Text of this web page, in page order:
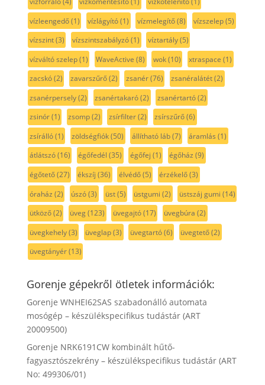
vízleengedő(1) vízlágyító(1) vízmelegítő(8) vízszelep(5)
vízszint(3) vízszintszabályzó(1) víztartály(5)
vízváltó szelep(1) WaveActive (8) wok(10) xtraspace (1)
zacskó(2) zavarszűrő(2) zsanér(76) zsanéralátét(2)
zsanérpersely(2) zsanértakaró(2) zsanértartó(2)
zsinór(1) zsomp(2) zsírfilter(2) zsírszűrő(6)
zsírálló(1) zöldségfiók(50) állítható láb(7) áramlás (1)
átlátszó(16) égőfedél (35) égőfej (1) égőház (9)
égőtető(27) ékszíj (36) élvédő(5) érzékelő(3)
óraház (2) úszó(3) üst(5) üstgumi (2) üstszáj gumi (14)
ütköző(2) üveg(123) üvegajtó(17) üvegbúra (2)
üvegkehely(3) üveglap(3) üvegtartó(6) üvegtető(2)
üvegtányér(13)
Gorenje gépekről ötletek információk:
Gorenje WNHEI62SAS szabadonálló automata
mosógép – készülékspecifikus tudástár (ART
20009500)
Gorenje NRK6191CW kombinált hűtő-
fagyasztószekrény – készülékspecifikus tudástár (ART
No: 499306/01)